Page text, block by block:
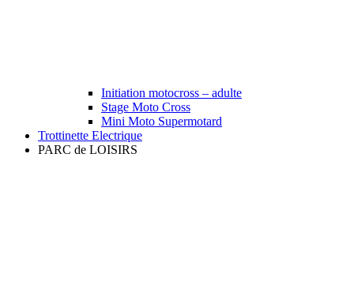
Initiation motocross – adulte
Stage Moto Cross
Mini Moto Supermotard
Trottinette Electrique
PARC de LOISIRS